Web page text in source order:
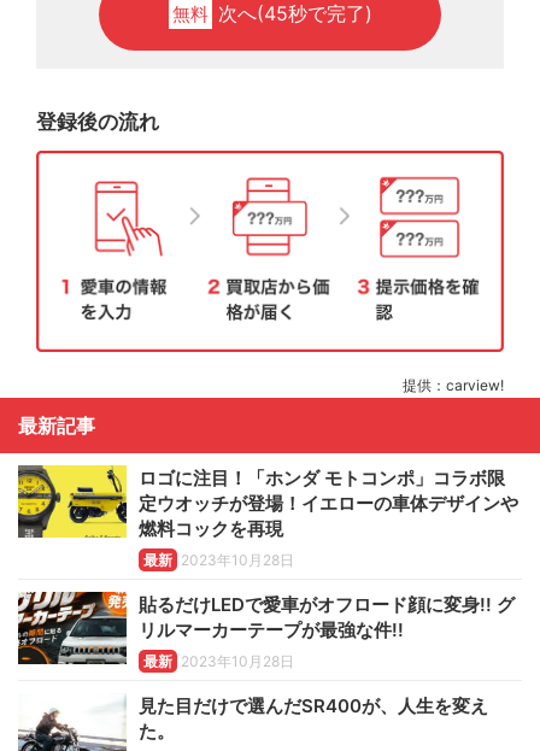
無料 次へ(45秒で完了)
登録後の流れ
提供：carview!
最新記事
ロゴに注目！「ホンダ モトコンポ」コラボ限
定ウオッチが登場！イエローの車体デザインや
燃料コックを再現
最新 2023年10月28日
貼るだけLEDで愛車がオフロード顔に変身!! グ
リルマーカーテープが最強な件!!
最新 2023年10月28日
見た目だけで選んだSR400が、人生を変え
た。